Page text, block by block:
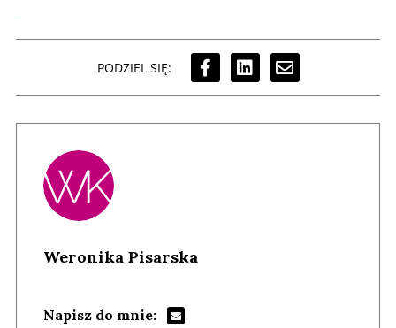
PODZIEL SIĘ:
Weronika Pisarska
Napisz do mnie: